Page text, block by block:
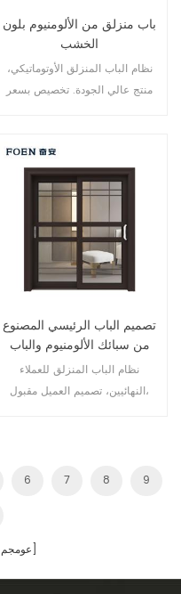
باب منزلق من الألومنيوم بلون
الخشب
نظام الباب المنزلق الأوتوماتيكي،
منتج عالي الجودة. تخصيص بسعر
تصميم الباب الرئيسي المصنوع
من سبائك الألومنيوم والباب
الزجاجي المنزلق
نظام الباب المنزلق للعملاء
النهائيين، تصميم العميل مقبول،
6 7 8 9
[ عومجمتاحفصلا]